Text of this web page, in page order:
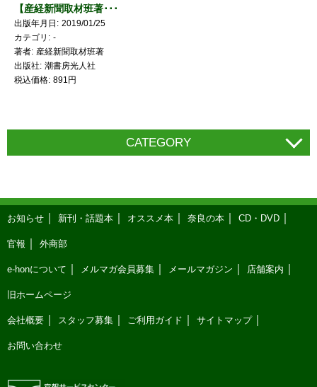
【産経新聞取材班著･･･
出版年月日
2019/01/25
カテゴリ
-
著者
産経新聞取材班著
出版社
潮書房光人社
税込価格 891円
CATEGORY
お知らせ 新刊・話題本 オススメ本 奈良の本 CD・DVD
官報 外商部
e-honについて メルマガ会員募集 メールマガジン 店舗案内
旧ホームページ
会社概要 スタッフ募集 ご利用ガイド サイトマップ
お問い合わせ